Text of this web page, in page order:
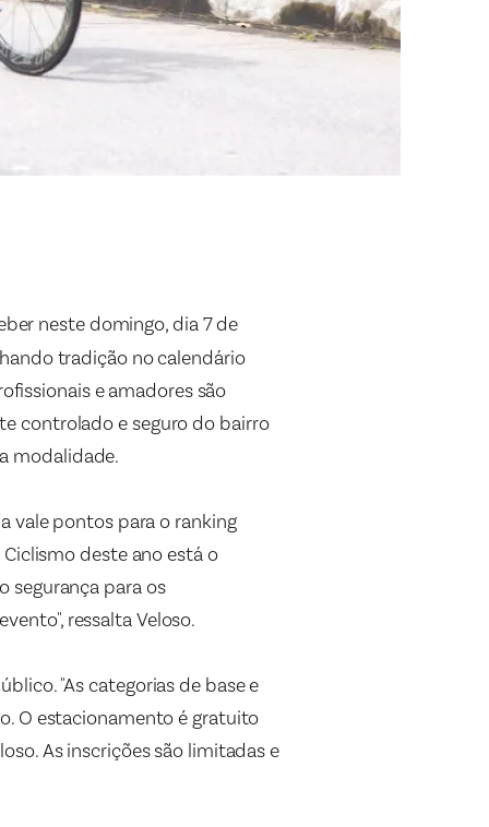
neste domingo, dia 7 de
tradição no calendário
e amadores são
controlado e seguro do bairro
modalidade.
vale pontos para o ranking
deste ano está o
segurança para os
ressalta Veloso.
"As categorias de base e
O estacionamento é gratuito
As inscrições são limitadas e